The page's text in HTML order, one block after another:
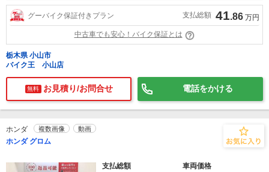
グーバイク保証付きプラン 支払総額 41.86 万円
中古車でも安心！バイク保証とは
栃木県 小山市
バイク王 小山店
無料 お見積り/お問合せ 電話をかける
ホンダ 複数画像 動画
ホンダ グロム
支払総額 車両価格